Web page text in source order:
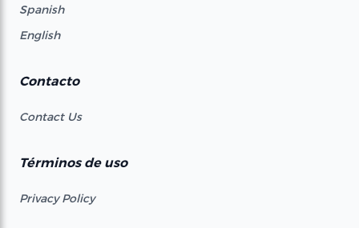
Spanish
English
Contacto
Contact Us
Términos de uso
Privacy Policy